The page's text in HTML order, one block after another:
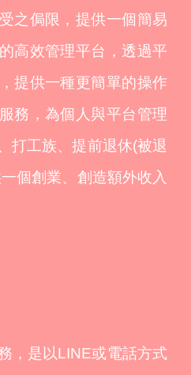
之侷限，提供一個簡易
高效管理平台，透過平
提供一種更簡單的操作
務，為個人與平台管理
打工族、提前退休(被退
個創業、創造額外收入
，是以LINE或電話方式